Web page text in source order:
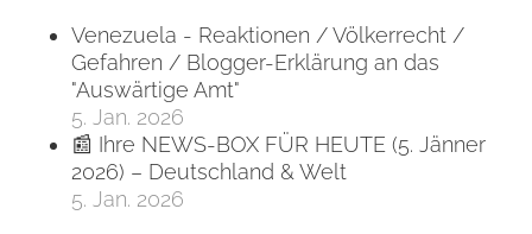
Venezuela - Reaktionen / Völkerrecht /
Gefahren / Blogger-Erklärung an das
"Auswärtige Amt"
5. Jan. 2026
📰 Ihre NEWS-BOX FÜR HEUTE (5. Jänner
2026) – Deutschland & Welt
5. Jan. 2026